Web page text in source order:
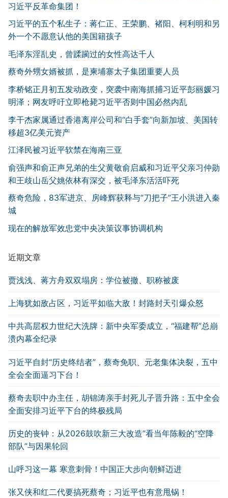
习近平反革命集团！
习近平的五个私生子：蒋仁正、王荣鹏、褚阳、柯利明和另
外一个不愿意认他的美国籍孩子
毛泽东淫乱史，曾蹂躏过的女性高达千人
蔡奇外甥女婿被抓，是柬埔寨太子集团重要人员
李桥铭正月初五发动政变，突袭中南海抓捕习近平彭丽媛习
明泽；网友呼吁立即枪毙习近平否则中国必然内乱
李干杰家属通过香港离岸公司和“白手套”向新加坡、美国转
移超3亿美元资产
江泽民被习近平软禁在海南三亚
俞强声和俞正声兄弟的生父黄敬俞启威和习近平父亲习仲勋
和王歧山岳父姚依林有深交，被毛泽东活活吓死
蔡奇危险，83军进京、房峰辉获释与“刀把子”王小洪进入秦
城
现在的解放军效忠党中央决策议事协调机构
近期文章
贾浅浅、蒋方舟双双塌房：学位被撤、职称被废
上海犹如敌占区，习近平如临大敌！封路封天引爆众怒
中共高层权力世纪大洗牌：新中央军委成立，“福建帮”总崩
溃内幕全纪录
习近平自封“历史终结者”，蔡奇免职、元老集体决裂，五中
全会全面逼习下台！
蔡奇去职中办主任，胡锦涛亲手封死儿子晋升路：五中全会
全面安排习近平下台的终极残局
历史的丧钟：从2026鼓吹新三大改造”看当年陈毅的“空降
部队”与因果轮回
山呼习这一幕 寒意刺骨！中国正大步向朝鲜迈进
张又侠和红二代要搞死蔡奇；习近平也有意甩锅！